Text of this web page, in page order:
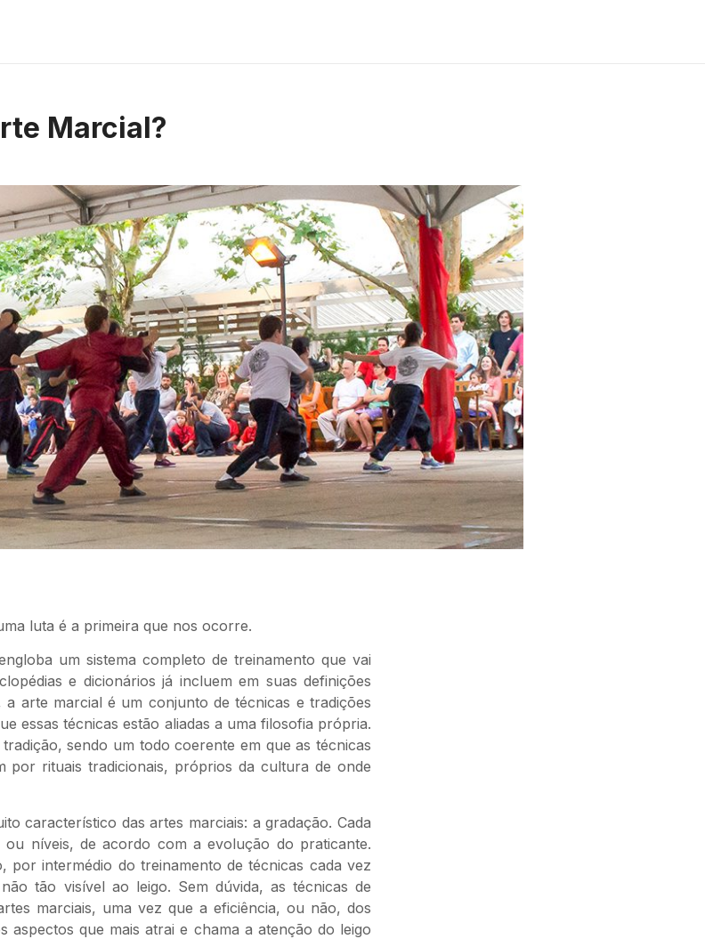
Marcial?
luta é a primeira que nos ocorre.
um sistema completo de treinamento que vai
e dicionários já incluem em suas definições
arte marcial é um conjunto de técnicas e tradições
essas técnicas estão aliadas a uma filosofia própria.
sendo um todo coerente em que as técnicas
por rituais tradicionais, próprios da cultura de onde
característico das artes marciais: a gradação. Cada
níveis, de acordo com a evolução do praticante.
intermédio do treinamento de técnicas cada vez
tão visível ao leigo. Sem dúvida, as técnicas de
marciais, uma vez que a eficiência, ou não, dos
que mais atrai e chama a atenção do leigo